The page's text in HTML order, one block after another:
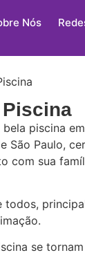
Nós
piscina
São Paulo,
com sua
todos,
se tornam